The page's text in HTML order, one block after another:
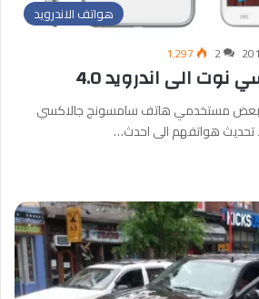
هواتف الاندرويد
2 1٬297
الى اندرويد 4.0
بعض مستخدمي هاتف سامسونج جالاكسي
تحديث هواتفهم الى احدث…